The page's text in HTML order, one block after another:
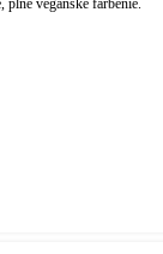
vegánske farbenie.